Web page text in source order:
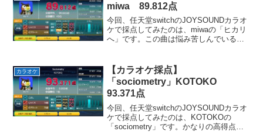
miwa 89.812点
今回、任天堂switchのJOYSOUNDカラオ
ケで採点してみたのは、miwaの「ヒカリ
へ」です。この曲は悩み苦しんでいる人
ビの「奇跡だぁって 起こせるぅって信
じた～～...
カラオケ
【カラオケ採点】
「sociometry」KOTOKO
93.371点
今回、任天堂switchのJOYSOUNDカラオ
ケで採点してみたのは、KOTOKOの
「sociometry」です。かなりの高得点が